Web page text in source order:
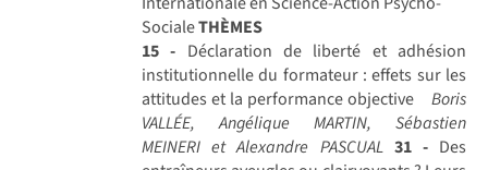
SocialeTHÈMES
15 - Déclaration de liberté et adhésion
institutionnelle du formateur : effets sur les
attitudes et la performance objective
Boris
VALLÉE, Angélique MARTIN, Sébastien
MEINERI et Alexandre PASCUAL 31 -Des